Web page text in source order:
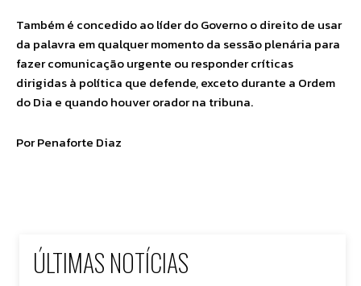
Também é concedido ao líder do Governo o direito de usar
da palavra em qualquer momento da sessão plenária para
fazer comunicação urgente ou responder críticas
dirigidas à política que defende, exceto durante a Ordem
do Dia e quando houver orador na tribuna.
Por Penaforte Diaz
ÚLTIMAS NOTÍCIAS